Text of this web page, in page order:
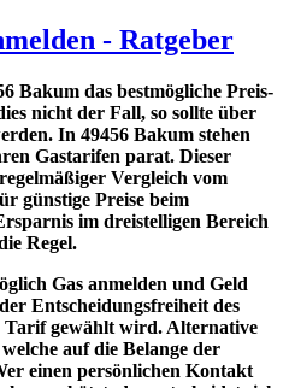
- Ratgeber
Bakum das bestmögliche Preis-
nicht der Fall, so sollte über
In 49456 Bakum stehen
Gastarifen parat. Dieser
Vergleich vom
günstige Preise beim
im dreistelligen Bereich
Regel.
Gas anmelden und Geld
Entscheidungsfreiheit des
Tarif gewählt wird. Alternative
auf die Belange der
einen persönlichen Kontakt